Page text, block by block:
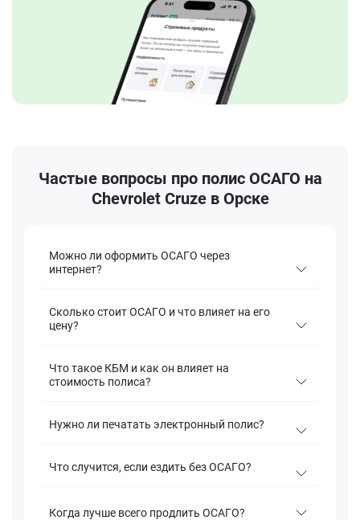
Частые вопросы про полис ОСАГО на
Chevrolet Cruze в Орске
Можно ли оформить ОСАГО через
интернет?
Сколько стоит ОСАГО и что влияет на его
цену?
Что такое КБМ и как он влияет на
стоимость полиса?
Нужно ли печатать электронный полис?
Что случится, если ездить без ОСАГО?
Когда лучше всего продлить ОСАГО?